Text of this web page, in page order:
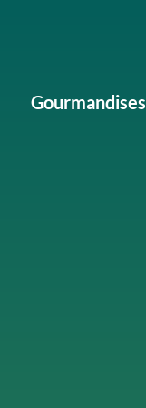
Gourmandises